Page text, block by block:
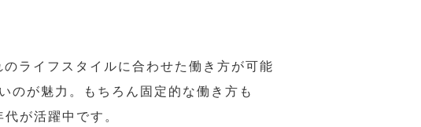
ライフスタイルに合わせた働き方が可能
のが魅力。もちろん固定的な働き方も
が活躍中です。